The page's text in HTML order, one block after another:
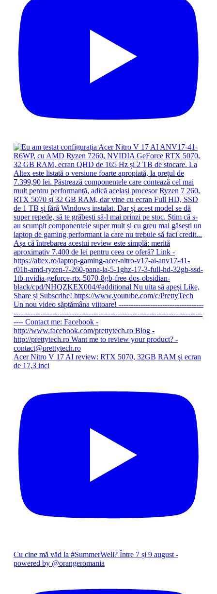
Acer Nitro V 17 AI review: RTX 5070, 32GB RAM și ecran
de 17,3 inci
Cu cine mă văd la #SummerWell? Între 7 și 9 august -
powered by @orangeromania